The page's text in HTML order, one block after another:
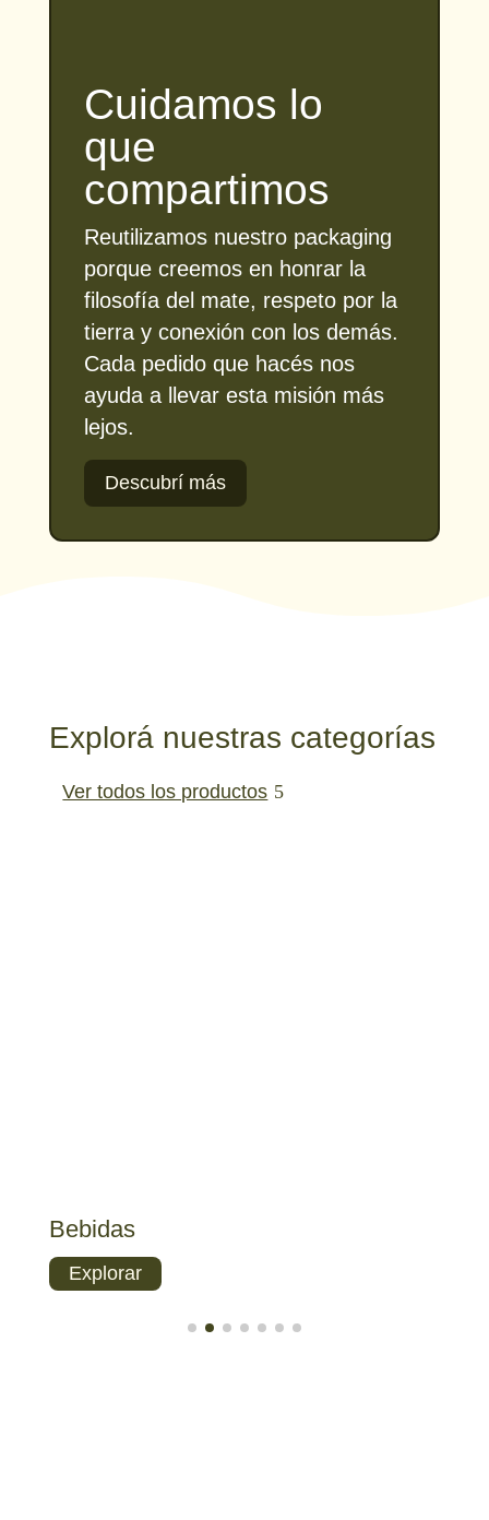
Cuidamos lo
que
compartimos
Reutilizamos nuestro packaging
porque creemos en honrar la
filosofía del mate, respeto por la
tierra y conexión con los demás.
Cada pedido que hacés nos
ayuda a llevar esta misión más
lejos.
Descubrí más
Explorá nuestras categorías
Ver todos los productos
Combo
Explorar